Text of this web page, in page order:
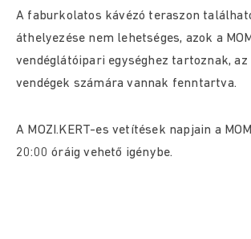
A faburkolatos kávézó teraszon
áthelyezése nem lehetséges, azok a
vendéglátóipari egységhez tartoznak,
vendégek számára vannak fenntartva.
A MOZI.KERT-es vetítések napjain a
20:00 óráig vehető igénybe.